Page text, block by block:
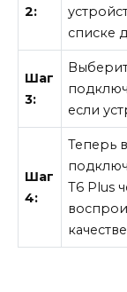
2:
списке
Шаг
3:
если
Шаг
4:
Теперь
T6 Plus